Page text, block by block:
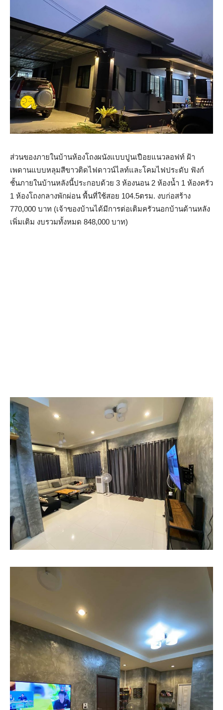
ส่วนของภายในบ้านห้องโถงผนังแบบปูนเปือยแนวลอฟท์ ฝ้า
เพดานแบบหลุมสีขาวติดไฟดาวน์ไลท์และโคมไฟประดับ ฟังก์
ชั้นภายในบ้านหลังนี้ประกอบด้วย 3 ห้องนอน 2 ห้องน้ำ 1 ห้องครัว
1 ห้องโถงกลางพักผ่อน พื้นที่ใช้สอย 104.5ตรม. งบก่อสร้าง
770,000 บาท (เจ้าของบ้านได้มีการต่อเติมครัวนอกบ้านด้านหลัง
เพิ่มเติม งบรวมทั้งหมด 848,000 บาท)